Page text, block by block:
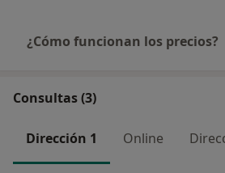
¿Cómo funcionan los precios?
Consultas (3)
Dirección 1 Online